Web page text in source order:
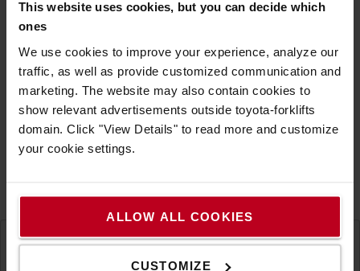
This website uses cookies, but you can decide which
ones
We use cookies to improve your experience, analyze our
traffic, as well as provide customized communication and
marketing. The website may also contain cookies to
show relevant advertisements outside toyota-forklifts
domain. Click "View Details" to read more and customize
your cookie settings.
ALLOW ALL COOKIES
CUSTOMIZE
dolgozhatnak az emberek biztonságosabban és
hatékonyabban a logisztikai környezetekben.
Itt öltenek formát a logisztikai trendek: nem elvont
fogalmakként, hanemgyakorlati válaszként azokra a
kihívásokraés elvárásokra, amelyekkel a szervezetek az
ellátási lánc egészében szembesülnek. Ezek azok a
fejlemények, amelyek megjelennek a radarunkon.
Toyota Trendradar GYIK
Mit jelentenek a Trendradarban szereplő „külső
tényezők” kifejezései?